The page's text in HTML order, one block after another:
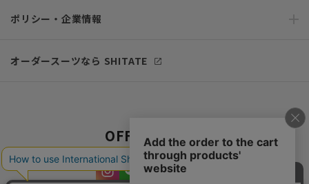
ポリシー・企業情報
オーダースーツなら SHITATE
OFFICIAL SNS